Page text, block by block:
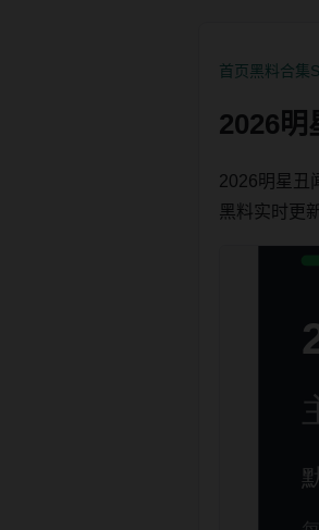
首页黑料合集
2026明
2026明星丑
黑料实时更